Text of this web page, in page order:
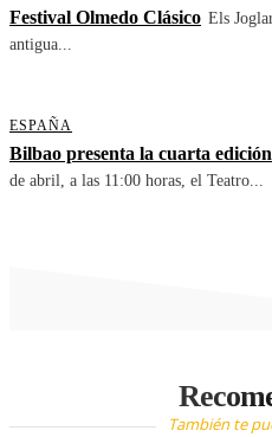
Festival Olmedo Clásico Els
antigua...
ESPAÑA
Bilbao presenta la cuarta
de abril, a las 11:00 horas, el Teatro...
También te